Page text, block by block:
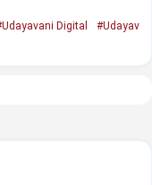
Digital
#Udayav